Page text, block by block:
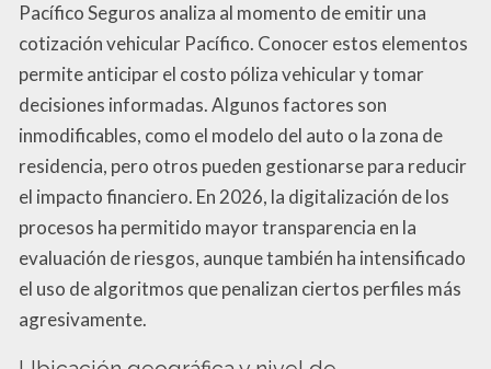
Pacífico Seguros analiza al momento de emitir una
cotización vehicular Pacífico. Conocer estos elementos
permite anticipar el costo póliza vehicular y tomar
decisiones informadas. Algunos factores son
inmodificables, como el modelo del auto o la zona de
residencia, pero otros pueden gestionarse para reducir
el impacto financiero. En 2026, la digitalización de los
procesos ha permitido mayor transparencia en la
evaluación de riesgos, aunque también ha intensificado
el uso de algoritmos que penalizan ciertos perfiles más
agresivamente.